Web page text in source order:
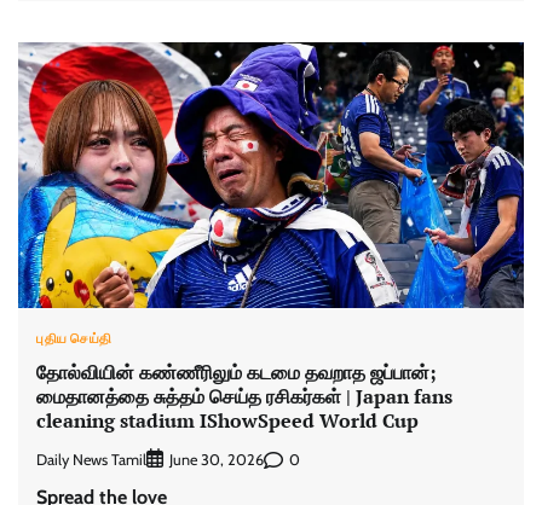
புதிய செய்தி
தோல்வியின் கண்ணீரிலும் கடமை தவறாத ஜப்பான்;
மைதானத்தை சுத்தம் செய்த ரசிகர்கள் | Japan fans
cleaning stadium IShowSpeed World Cup
Daily News Tamil June 30, 2026 0
Spread the love